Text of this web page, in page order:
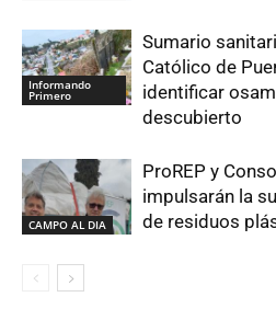
Informando
Primero
Sumario
Católico de
identificar
descubierto
CAMPO AL DIA
ProREP y
impulsarán la
de residuos